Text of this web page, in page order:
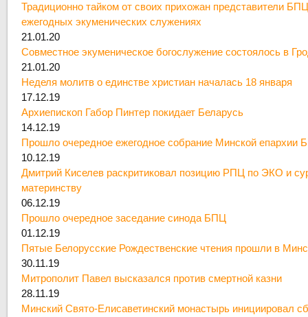
Традиционно тайком от своих прихожан представители
ежегодных экуменических служениях
21.01.20
Совместное экуменическое богослужение состоялось в
21.01.20
Неделя молитв о единстве христиан началась 18 января
17.12.19
Архиепископ Габор Пинтер покидает Беларусь
14.12.19
Прошло очередное ежегодное собрание Минской епархии
10.12.19
Дмитрий Киселев раскритиковал позицию РПЦ по ЭКО и
материнству
06.12.19
Прошло очередное заседание синода БПЦ
01.12.19
Пятые Белорусские Рождественские чтения прошли в
30.11.19
Митрополит Павел высказался против смертной казни
28.11.19
Минский Свято-Елисаветинский монастырь инициировал